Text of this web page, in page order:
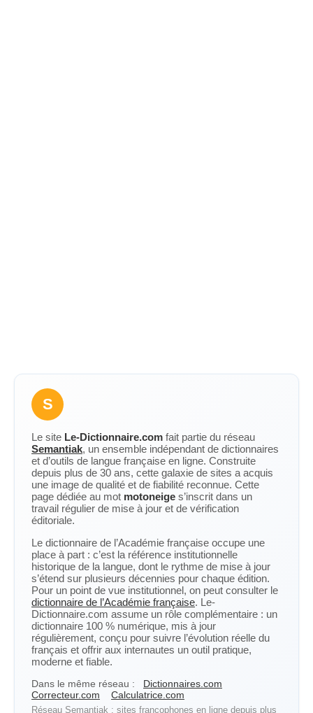
S
Le site Le-Dictionnaire.com fait partie du réseau
Semantiak, un ensemble indépendant de dictionnaires
et d’outils de langue française en ligne. Construite
depuis plus de 30 ans, cette galaxie de sites a acquis
une image de qualité et de fiabilité reconnue. Cette
page dédiée au mot motoneige s’inscrit dans un
travail régulier de mise à jour et de vérification
éditoriale.
Le dictionnaire de l’Académie française occupe une
place à part : c’est la référence institutionnelle
historique de la langue, dont le rythme de mise à jour
s’étend sur plusieurs décennies pour chaque édition.
Pour un point de vue institutionnel, on peut consulter le
dictionnaire de l’Académie française. Le-
Dictionnaire.com assume un rôle complémentaire : un
dictionnaire 100 % numérique, mis à jour
régulièrement, conçu pour suivre l’évolution réelle du
français et offrir aux internautes un outil pratique,
moderne et fiable.
Dans le même réseau :
Dictionnaires.com
Correcteur.com
Calculatrice.com
Réseau Semantiak : sites francophones en ligne depuis plus